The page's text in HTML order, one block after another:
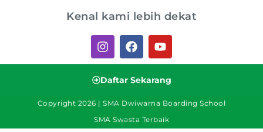
Kenal kami lebih dekat
Daftar Sekarang
Copyright 2026 | SMA Dwiwarna Boarding School
SMA Swasta Terbaik